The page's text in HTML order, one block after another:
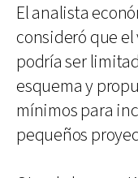
El analista
consideró que
podría ser
esquema y
mínimos para
pequeños